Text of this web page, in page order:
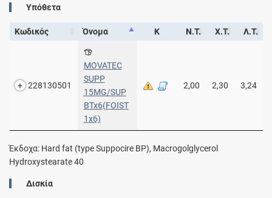
Yπόθετα
Κωδικός Όνομα Κ Ν.Τ. Χ.Τ. Λ.Τ.
228130501
MOVATEC
SUPP
15MG/SUP
BTx6(FOIST
1x6)
2,00 2,30 3,24
Έκδοχα: Hard fat (type Suppocire BP), Macrogolglycerol
Hydroxystearate 40
Δισκία